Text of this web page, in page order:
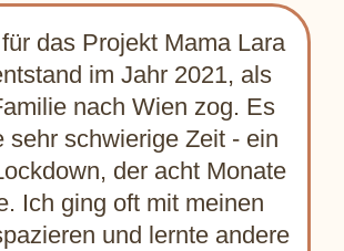
vertraut und
Freundschaften.
den Konzerten
Gruppenunterricht
Menschen jeden
ein Instrument
die Welt der
entdecken.